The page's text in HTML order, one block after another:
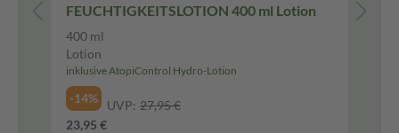
FEUCHTIGKEITSLOTION 400 ml Lotion
400 ml
Lotion
inklusive AtopiControl Hydro-Lotion
-14% UVP: 27,95 €
23,95 €